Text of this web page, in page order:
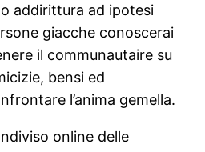
addirittura ad ipotesi
giacche conoscerai
il communautaire su
bensi ed
l’anima gemella.
online delle